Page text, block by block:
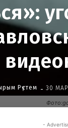
Рүстем - 30
-